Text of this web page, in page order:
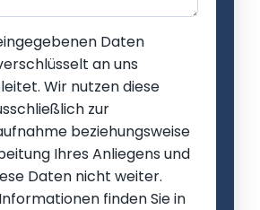
Daten
an uns
Wir nutzen diese
zur
beziehungsweise
Ihres Anliegens und
Daten nicht weiter.
finden Sie in